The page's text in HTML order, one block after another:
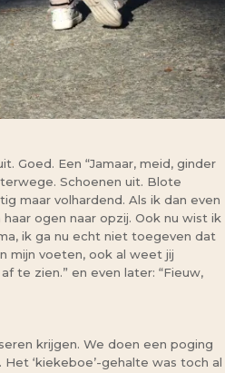
Goed. Een “Jamaar, meid, ginder
Schoenen uit. Blote
maar volhardend. Als ik dan even
ogen naar opzij. Ook nu wist ik
ik ga nu echt niet toegeven dat
mijn voeten, ook al weet jij
te zien.” en even later: “Fieuw,
krijgen. We doen een poging
‘kiekeboe’-gehalte was toch al